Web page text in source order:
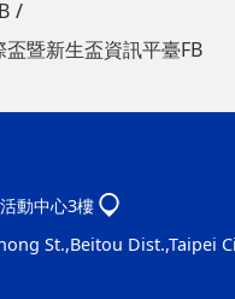
暨新生盃資訊平臺FB
動中心3樓
St.,Beitou Dist.,Taipei